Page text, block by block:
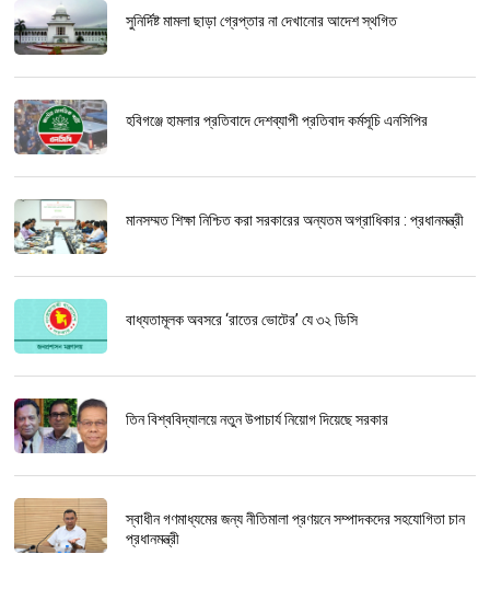
সুনির্দিষ্ট মামলা ছাড়া গ্রেপ্তার না দেখানোর আদেশ স্থগিত
হবিগঞ্জে হামলার প্রতিবাদে দেশব্যাপী প্রতিবাদ কর্মসূচি এনসিপির
মানসম্মত শিক্ষা নিশ্চিত করা সরকারের অন্যতম অগ্রাধিকার : প্রধানমন্ত্রী
বাধ্যতামূলক অবসরে ‘রাতের ভোটের’ যে ৩২ ডিসি
তিন বিশ্ববিদ্যালয়ে নতুন উপাচার্য নিয়োগ দিয়েছে সরকার
স্বাধীন গণমাধ্যমের জন্য নীতিমালা প্রণয়নে সম্পাদকদের সহযোগিতা চান
প্রধানমন্ত্রী